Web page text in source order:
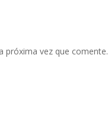
próxima vez que comente.